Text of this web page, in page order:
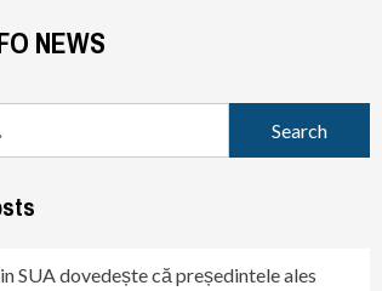
NEWS
SUA dovedește că președintele ales